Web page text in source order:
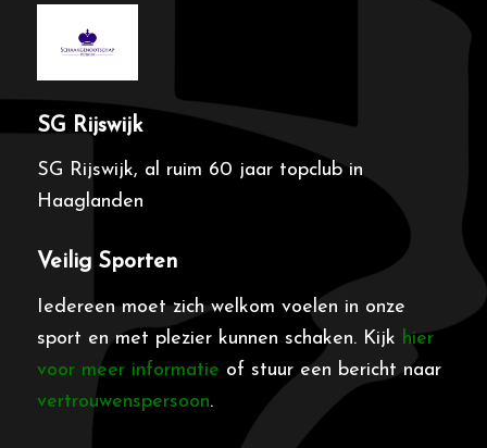
SG Rijswijk
SG Rijswijk, al ruim 60 jaar topclub in
Haaglanden
Veilig Sporten
Iedereen moet zich welkom voelen in onze
sport en met plezier kunnen schaken. Kijk hier
voor meer informatie of stuur een bericht naar
vertrouwenspersoon.